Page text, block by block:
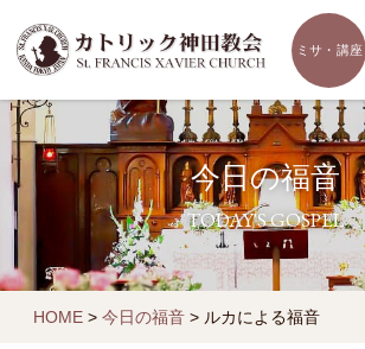
ミサ・講座
今日の福音
TODAY'S GOSPEL
HOME > 今日の福音 > ルカによる福音